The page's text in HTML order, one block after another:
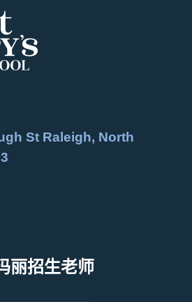
St Raleigh, North
丽招生老师